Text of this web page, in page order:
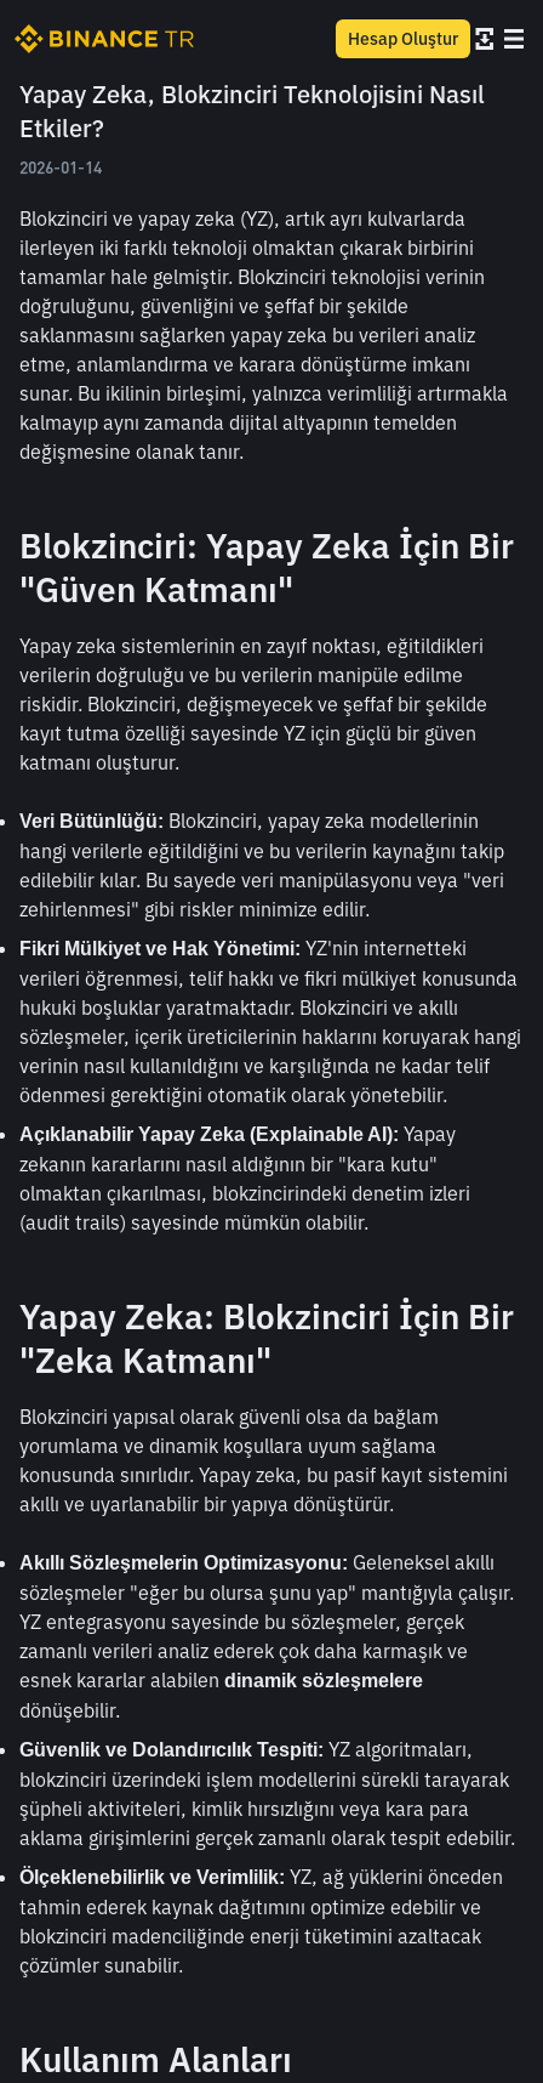
Hesap Oluştur
Yapay Zeka, Blokzinciri Teknolojisini Nasıl
Etkiler?
2026-01-14
Blokzinciri ve yapay zeka (YZ), artık ayrı kulvarlarda
ilerleyen iki farklı teknoloji olmaktan çıkarak birbirini
tamamlar hale gelmiştir. Blokzinciri teknolojisi verinin
doğruluğunu, güvenliğini ve şeffaf bir şekilde
saklanmasını sağlarken yapay zeka bu verileri analiz
etme, anlamlandırma ve karara dönüştürme imkanı
sunar. Bu ikilinin birleşimi, yalnızca verimliliği artırmakla
kalmayıp aynı zamanda dijital altyapının temelden
değişmesine olanak tanır.
Blokzinciri: Yapay Zeka İçin Bir
"Güven Katmanı"
Yapay zeka sistemlerinin en zayıf noktası, eğitildikleri
verilerin doğruluğu ve bu verilerin manipüle edilme
riskidir. Blokzinciri, değişmeyecek ve şeffaf bir şekilde
kayıt tutma özelliği sayesinde YZ için güçlü bir güven
katmanı oluşturur.
Veri Bütünlüğü: Blokzinciri, yapay zeka modellerinin
hangi verilerle eğitildiğini ve bu verilerin kaynağını takip
edilebilir kılar. Bu sayede veri manipülasyonu veya "veri
zehirlenmesi" gibi riskler minimize edilir.
Fikri Mülkiyet ve Hak Yönetimi: YZ'nin internetteki
verileri öğrenmesi, telif hakkı ve fikri mülkiyet konusunda
hukuki boşluklar yaratmaktadır. Blokzinciri ve akıllı
sözleşmeler, içerik üreticilerinin haklarını koruyarak hangi
verinin nasıl kullanıldığını ve karşılığında ne kadar telif
ödenmesi gerektiğini otomatik olarak yönetebilir.
Açıklanabilir Yapay Zeka (Explainable AI): Yapay
zekanın kararlarını nasıl aldığının bir "kara kutu"
olmaktan çıkarılması, blokzincirindeki denetim izleri
(audit trails) sayesinde mümkün olabilir.
Yapay Zeka: Blokzinciri İçin Bir
"Zeka Katmanı"
Blokzinciri yapısal olarak güvenli olsa da bağlam
yorumlama ve dinamik koşullara uyum sağlama
konusunda sınırlıdır. Yapay zeka, bu pasif kayıt sistemini
akıllı ve uyarlanabilir bir yapıya dönüştürür.
Akıllı Sözleşmelerin Optimizasyonu: Geleneksel akıllı
sözleşmeler "eğer bu olursa şunu yap" mantığıyla çalışır.
YZ entegrasyonu sayesinde bu sözleşmeler, gerçek
zamanlı verileri analiz ederek çok daha karmaşık ve
esnek kararlar alabilen dinamik sözleşmelere
dönüşebilir.
Güvenlik ve Dolandırıcılık Tespiti: YZ algoritmaları,
blokzinciri üzerindeki işlem modellerini sürekli tarayarak
şüpheli aktiviteleri, kimlik hırsızlığını veya kara para
aklama girişimlerini gerçek zamanlı olarak tespit edebilir.
Ölçeklenebilirlik ve Verimlilik: YZ, ağ yüklerini önceden
tahmin ederek kaynak dağıtımını optimize edebilir ve
blokzinciri madenciliğinde enerji tüketimini azaltacak
çözümler sunabilir.
Kullanım Alanları